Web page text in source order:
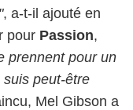
, a-t-il ajouté en
pour Passion,
prennent pour un
peut-être
Mel Gibson a